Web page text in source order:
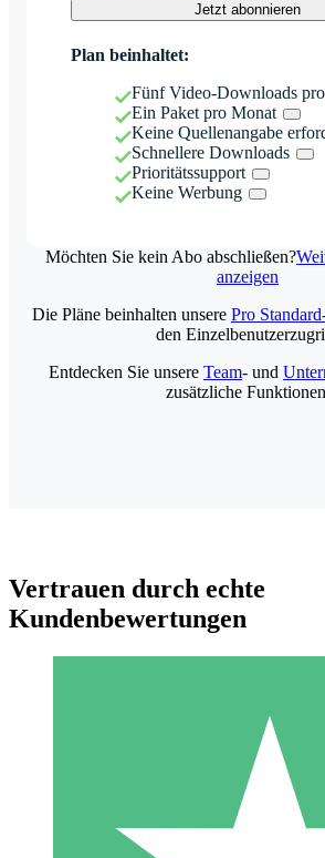
Jetzt abonnieren
Plan beinhaltet:
Fünf Video-Downloads
Ein Paket pro Monat
Keine Quellenangabe
Schnellere Downloads
Prioritätssupport
Keine Werbung
Möchten Sie kein Abo abschließen?
anzeigen
Individuelle Credit-
Zahlen Sie nach Bedarf mit
monatliche Verpflichtung
Die Pläne beinhalten unsere Pro
den
Entdecken Sie unsere Team- und
zusätzliche
Vertrauen durch echte
Kundenbewertungen